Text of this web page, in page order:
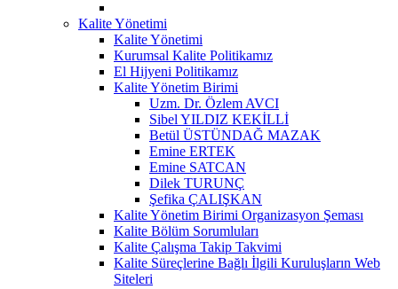
Kalite Yönetimi
Kalite Yönetimi
Kurumsal Kalite Politikamız
El Hijyeni Politikamız
Kalite Yönetim Birimi
Uzm. Dr. Özlem AVCI
Sibel YILDIZ KEKİLLİ
Betül ÜSTÜNDAĞ MAZAK
Emine ERTEK
Emine SATCAN
Dilek TURUNÇ
Şefika ÇALIŞKAN
Kalite Yönetim Birimi Organizasyon Şeması
Kalite Bölüm Sorumluları
Kalite Çalışma Takip Takvimi
Kalite Süreçlerine Bağlı İlgili Kuruluşların Web
Siteleri